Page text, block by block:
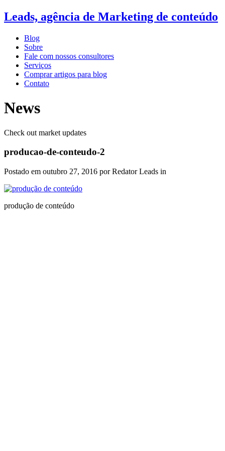
Leads, agência de Marketing de conteúdo
Blog
Sobre
Fale com nossos consultores
Serviços
Comprar artigos para blog
Contato
News
Check out market updates
producao-de-conteudo-2
Postado em outubro 27, 2016 por Redator Leads in
produção de conteúdo